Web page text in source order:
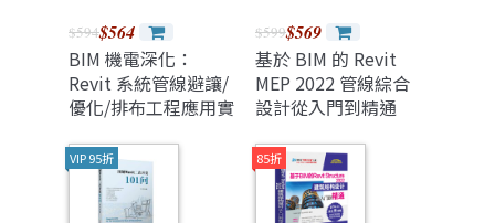
$594$564
BIM 機電深化：
Revit 系統管線避讓/
優化/排布工程應用實
$599$569
基於 BIM 的 Revit
MEP 2022 管線綜合
設計從入門到精通
VIP 95折 85折